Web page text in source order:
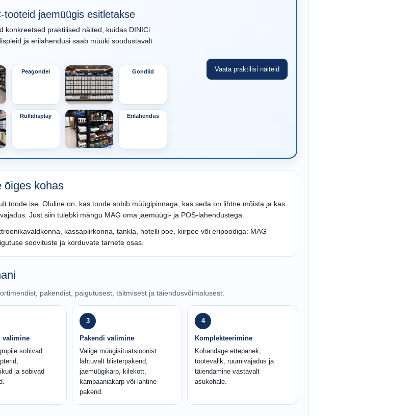
jaemüügis esitletakse
konkreetsed praktilised näited, kuidas DINICi
ja erilahendusi saab müüki soodustavalt
Peagondel Gondlid
Rullidisplay Erilahendus
Vaata praktilisi näiteid
õiges kohas
toode ise. Oluline on, kas toode sobib müügipinnaga, kas seda on lihtne mõista ja kas
Just siin tulebki mängu MAG oma jaemüügi- ja POS-lahendustega.
kassapiirkonna, tankla, hotelli poe, kiirpoe või eripoodiga: MAG
soovituste ja korduvate tarnete osas.
pakendist, paigutusest, täitmisest ja täiendusvõimalusest.
valimine
sobivad
ja sobivad
3
Pakendi valimine
Valige müügisituatsioonist
lähtuvalt blisterpakend,
jaemüügikarp, kilekott,
kampaaniakarp või lahtine
pakend.
4
Komplekteerimine
Kohandage ettepanek,
tootevalik, ruumivajadus ja
täiendamine vastavalt
asukohale.